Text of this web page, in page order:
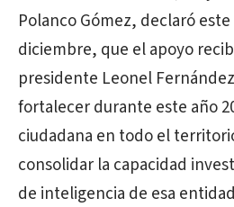
Polanco Gómez, declaró
diciembre, que el apoyo
presidente Leonel
fortalecer durante este año
ciudadana en todo el
consolidar la capacidad
de inteligencia de esa